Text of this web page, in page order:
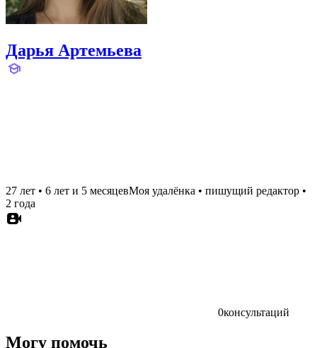
Дарья Артемьева
27 лет • 6 лет и 5 месяцевМоя удалёнка • пишущий редактор •
2 года
0консультаций
Могу помочь